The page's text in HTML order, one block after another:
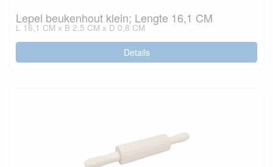
Lepel beukenhout klein; Lengte 16,1 CM
L 16,1 CM x B 2,5 CM x D 0,8 CM
Details